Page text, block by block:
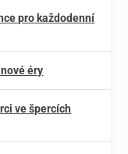
pro každodenní
éry
ve špercích